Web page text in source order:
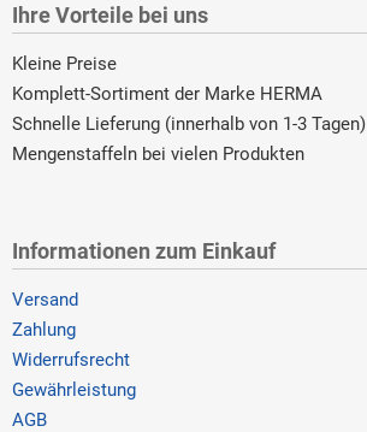
Ihre Vorteile bei uns
Kleine Preise
Komplett-Sortiment der Marke HERMA
Schnelle Lieferung (innerhalb von 1-3 Tagen)
Mengenstaffeln bei vielen Produkten
Informationen zum Einkauf
Versand
Zahlung
Widerrufsrecht
Gewährleistung
AGB